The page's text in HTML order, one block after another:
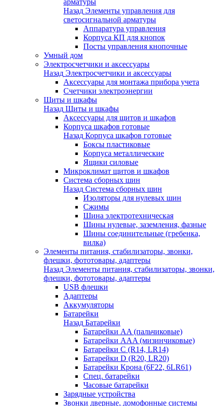
арматуры
Назад Элементы управления для
светосигнальной арматуры
Аппаратура управления
Корпуса КП для кнопок
Посты управления кнопочные
Умный дом
Электросчетчики и аксессуары
Назад Электросчетчики и аксессуары
Аксессуары для монтажа прибора учета
Счетчики электроэнергии
Щиты и шкафы
Назад Щиты и шкафы
Аксессуары для щитов и шкафов
Корпуса шкафов готовые
Назад Корпуса шкафов готовые
Боксы пластиковые
Корпуса металлические
Ящики силовые
Микроклимат щитов и шкафов
Система сборных шин
Назад Система сборных шин
Изоляторы для нулевых шин
Сжимы
Шина электротехническая
Шины нулевые, заземления, фазные
Шины соединительные (гребенка,
вилка)
Элементы питания, стабилизаторы, звонки,
флешки, фототовары, адаптеры
Назад Элементы питания, стабилизаторы, звонки,
флешки, фототовары, адаптеры
USB флешки
Адаптеры
Аккумуляторы
Батарейки
Назад Батарейки
Батарейки AA (пальчиковые)
Батарейки AAA (мизинчиковые)
Батарейки C (R14, LR14)
Батарейки D (R20, LR20)
Батарейки Крона (6F22, 6LR61)
Спец. батарейки
Часовые батарейки
Зарядные устройства
Звонки дверные, домофонные системы